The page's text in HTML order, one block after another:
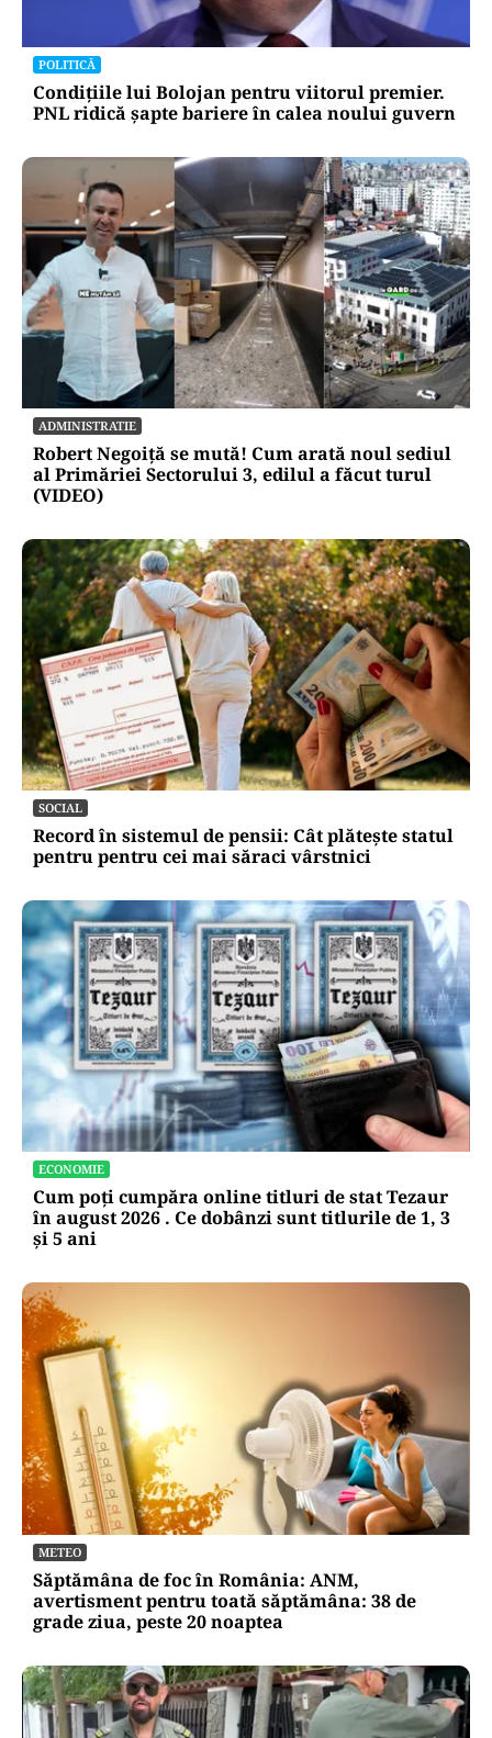
Legea salarizării, ajunsă în ceasul al
doisprezecelea. Pîslaru cere un armistițiu
politic
POLITICĂ
Condițiile lui Bolojan pentru viitorul premier.
PNL ridică șapte bariere în calea noului guvern
ADMINISTRATIE
Robert Negoiță se mută! Cum arată noul sediul
al Primăriei Sectorului 3, edilul a făcut turul
(VIDEO)
SOCIAL
Record în sistemul de pensii: Cât plătește statul
pentru pentru cei mai săraci vârstnici
ECONOMIE
Cum poți cumpăra online titluri de stat Tezaur
în august 2026 . Ce dobânzi sunt titlurile de 1, 3
și 5 ani